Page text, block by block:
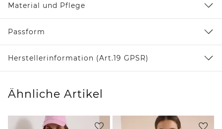
Material und Pflege
Passform
Herstellerinformation (Art.19 GPSR)
Ähnliche Artikel